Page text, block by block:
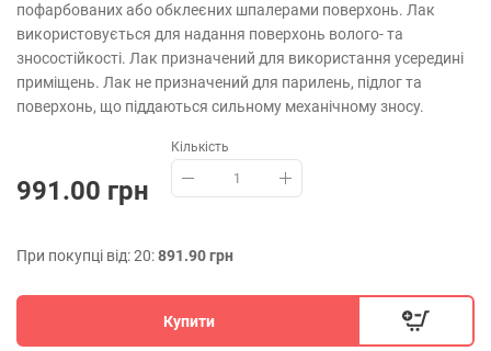
пофарбованих або обклеєних шпалерами поверхонь. Лак
використовується для надання поверхонь волого- та
зносостійкості. Лак призначений для використання усередині
приміщень. Лак не призначений для парилень, підлог та
поверхонь, що піддаються сильному механічному зносу.
991.00 грн
Кількість
При покупці від: 20:891.90 грн
Купити